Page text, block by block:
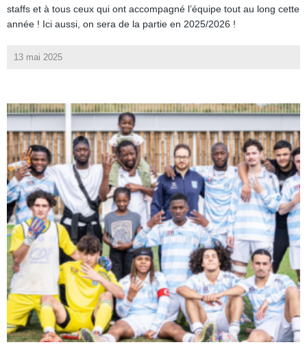
staffs et à tous ceux qui ont accompagné l’équipe tout au long cette
année ! Ici aussi, on sera de la partie en 2025/2026 !
13 mai 2025